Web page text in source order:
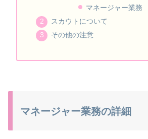
マネージャー業務
スカウトについて
その他の注意
マネージャー業務の詳細